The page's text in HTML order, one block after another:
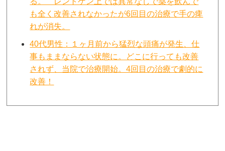
も全く改善されなかったが6回目の治療で手の痺
れが消失。
40代男性：１ヶ月前から猛烈な頭痛が発生、仕
事もままならない状態に。どこに行っても改善
されず、当院で治療開始。4回目の治療で劇的に
改善！